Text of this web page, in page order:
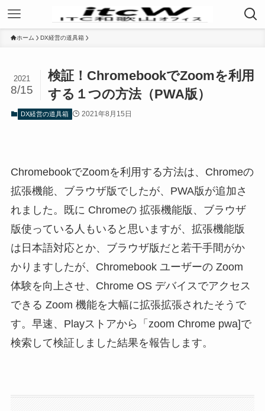
ホーム DX経営の道具箱
検証！ChromebookでZoomを利用
する１つの方法（PWA版）
2021
8/15
DX経営の道具箱 2021年8月15日
ChromebookでZoomを利用する方法は、Chromeの
拡張機能、ブラウザ版でしたが、PWA版が追加さ
れました。既に Chromeの 拡張機能版、ブラウザ
版使っている人もいると思いますが、拡張機能版
は日本語対応とか、ブラウザ版だと若干手間がか
かりますしたが、Chromebook ユーザーの Zoom
体験を向上させ、Chrome OS デバイスでアクセス
できる Zoom 機能を大幅に拡張拡張されたそうで
す。早速、Playストアから「zoom Chrome pwa]で
検索して検証しました結果を報告します。